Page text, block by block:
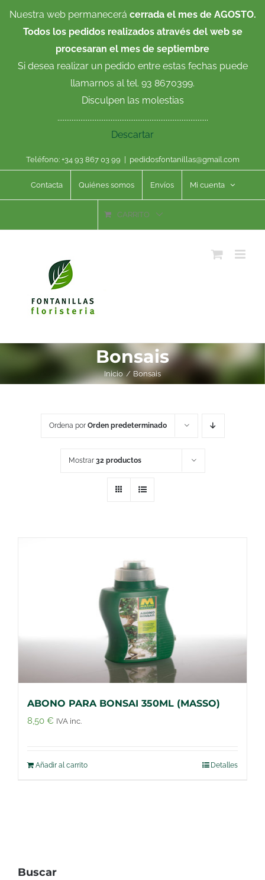
Nuestra web permanecerá cerrada el mes de AGOSTO.
Todos los pedidos realizados através del web se
procesaran el mes de septiembre
Si desea realizar un pedido entre estas fechas puede
llamarnos al tel. 93 8670399.
Disculpen las molestias
.....................................................................................
Descartar
Teléfono: +34 93 867 03 99 pedidosfontanillas@gmail.com
Contacta Quiénes somos Envíos Mi cuenta
CARRITO
Bonsais
Inicio Bonsais
Ordena por Orden predeterminado
Mostrar 32 productos
ABONO PARA BONSAI 350ML (MASSO)
8,50 € IVA inc.
Añadir al carrito Detalles
Buscar